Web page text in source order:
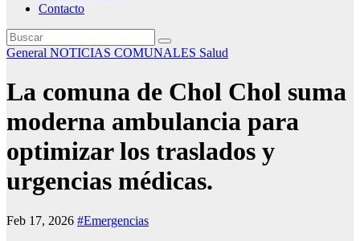
Contacto
General NOTICIAS COMUNALES Salud
La comuna de Chol Chol suma
moderna ambulancia para
optimizar los traslados y
urgencias médicas.
Feb 17, 2026 #Emergencias